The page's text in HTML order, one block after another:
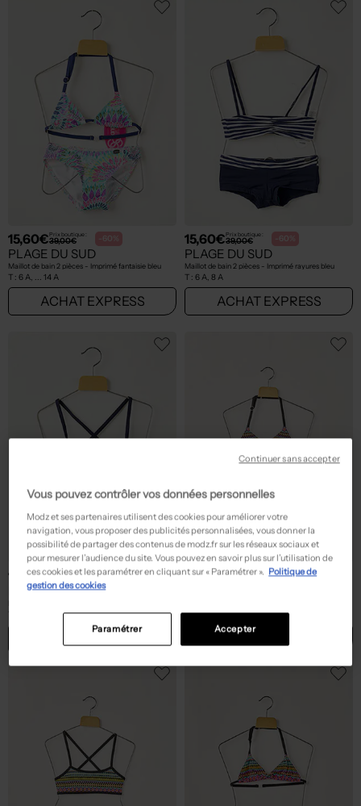
15,60€Prix boutique :
39,00€ -60%
PLAGE DU SUD
Maillot de bain 2 pièces - Imprimé fantaisie bleu
T : 6 A, ... 14 A
ACHAT EXPRESS
15,60€Prix boutique :
39,00€ -60%
PLAGE DU SUD
Maillot de bain 2 pièces - Imprimé rayures bleu
T : 6 A, 8 A
ACHAT EXPRESS
15,60€Prix boutique :
39,00€ -60%
PLAGE DU SUD
15,60€Prix boutique :
39,00€ -60%
T :6 A, ... 10 A
ACHAT EXPRESS
Vous pouvez contrôler vos données personnelles
Modz et ses partenaires utilisent des cookies pour améliorer votre
navigation, vous proposer des publicités personnalisées, vous donner la
possibilité de partager des contenus de modz.fr sur les réseaux sociaux et
pour mesurer l’audience du site. Vous pouvez en savoir plus sur l’utilisation de
ces cookies et les paramétrer en cliquant sur « Paramétrer ». Politique de
gestion des cookies
Accepter
Paramétrer
Continuer sans accepter